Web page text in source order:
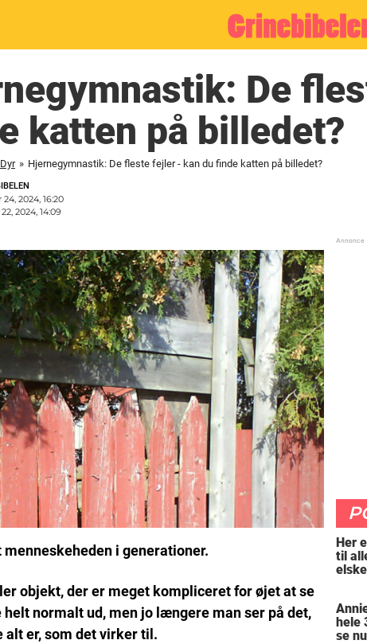
De
katten på billedet?
Dyr » Hjernegymnastik: De fleste fejler - kan du finde katten på billedet?
24, 2024, 16:20
2024, 14:09
i generationer.
objekt, der er meget kompliceret for øjet at se
normalt ud, men jo længere man ser på det,
alt er, som det virker til.
Her
til
hele
se